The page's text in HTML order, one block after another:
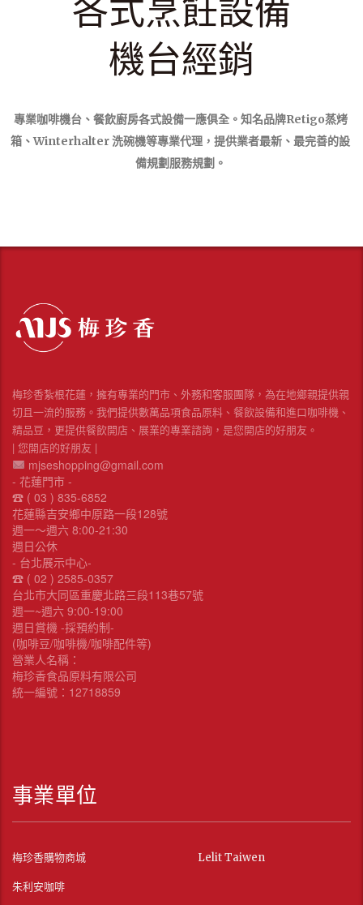
各式烹飪設備
機台經銷
專業咖啡機台、餐飲廚房各式設備一應俱全。知名品牌Retigo蒸烤
箱、Winterhalter 洗碗機等專業代理，提供業者最新、最完善的設
備規劃服務規劃。
梅珍香紮根花蓮，擁有專業的門市、外務和客服團隊，為在地鄉親提供親
切且一流的服務。我們提供數萬品項食品原料、餐飲設備和進口咖啡機、
精品豆，更提供餐飲開店、展業的專業諮詢，是您開店的好朋友。
| 您開店的好朋友 |
mjseshopping@gmail.com
- 花蓮門市 -
☎︎ ( 03 ) 835-6852
花蓮縣吉安鄉中原路一段128號
週一～週六 8:00-21:30
週日公休
- 台北展示中心-
☎︎ ( 02 ) 2585-0357
台北市大同區重慶北路三段113巷57號
週一~週六 9:00-19:00
週日賞機 -採預約制-
(咖啡豆/咖啡機/咖啡配件等)
營業人名稱：
梅珍香食品原料有限公司
統一編號：12718859
事業單位
梅珍香購物商城 Lelit Taiwen
朱利安咖啡